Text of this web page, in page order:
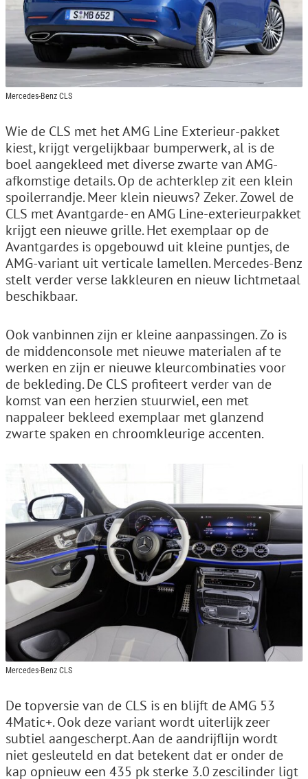
Mercedes-Benz CLS
Wie de CLS met het AMG Line Exterieur-pakket
kiest, krijgt vergelijkbaar bumperwerk, al is de
boel aangekleed met diverse zwarte van AMG-
afkomstige details. Op de achterklep zit een klein
spoilerrandje. Meer klein nieuws? Zeker. Zowel de
CLS met Avantgarde- en AMG Line-exterieurpakket
krijgt een nieuwe grille. Het exemplaar op de
Avantgardes is opgebouwd uit kleine puntjes, de
AMG-variant uit verticale lamellen. Mercedes-Benz
stelt verder verse lakkleuren en nieuw lichtmetaal
beschikbaar.
Ook vanbinnen zijn er kleine aanpassingen. Zo is
de middenconsole met nieuwe materialen af te
werken en zijn er nieuwe kleurcombinaties voor
de bekleding. De CLS profiteert verder van de
komst van een herzien stuurwiel, een met
nappaleer bekleed exemplaar met glanzend
zwarte spaken en chroomkleurige accenten.
Mercedes-Benz CLS
De topversie van de CLS is en blijft de AMG 53
4Matic+. Ook deze variant wordt uiterlijk zeer
subtiel aangescherpt. Aan de aandrijflijn wordt
niet gesleuteld en dat betekent dat er onder de
kap opnieuw een 435 pk sterke 3.0 zescilinder ligt